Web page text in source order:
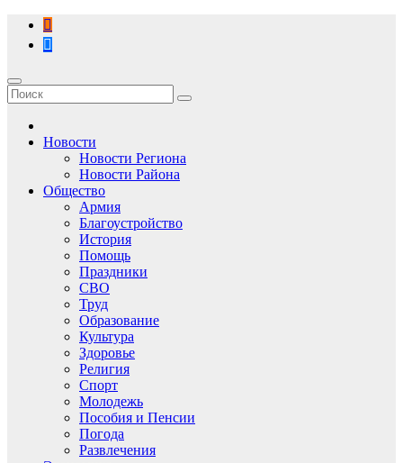
Перейти
содержимому
Новости
Новости Региона
Новости Района
Общество
Армия
Благоустройство
История
Помощь
Праздники
СВО
Труд
Образование
Культура
Здоровье
Религия
Спорт
Молодежь
Пособия и Пенсии
Погода
Развлечения